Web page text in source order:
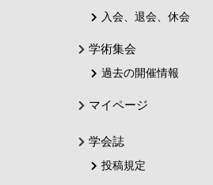
入会、退会、休会
学術集会
過去の開催情報
マイページ
学会誌
投稿規定